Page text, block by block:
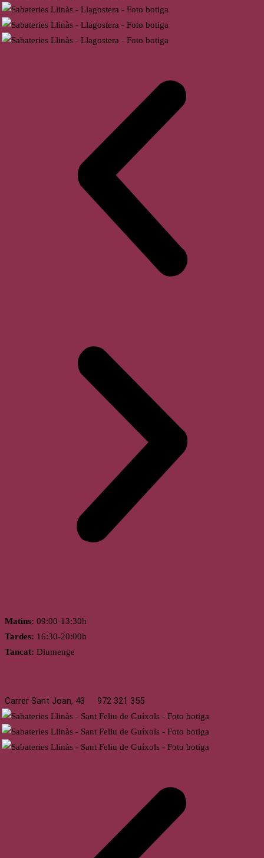
Matins: 09:00-13:30h
Tardes: 16:30-20:00h
Tancat: Diumenge
Carrer Sant Joan, 43 972 321 355